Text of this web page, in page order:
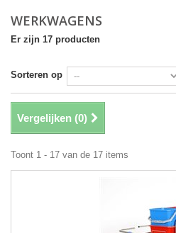
WERKWAGENS
Er zijn 17 producten
Sorteren op
Vergelijken (0)
Toont 1 - 17 van de 17 items